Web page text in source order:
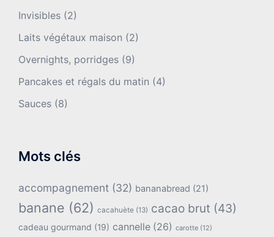
Invisibles (2)
Laits végétaux maison (2)
Overnights, porridges (9)
Pancakes et régals du matin (4)
Sauces (8)
Mots clés
accompagnement (32) bananabread (21)
banane (62) cacahuète (13) cacao brut (43)
cadeau gourmand (19) cannelle (26) carotte (12)